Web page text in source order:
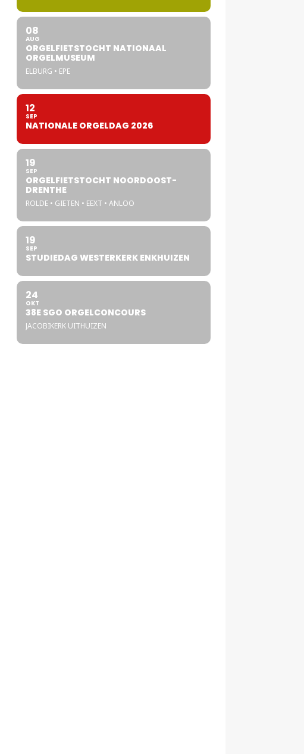
08
AUG
ORGELFIETSTOCHT NATIONAAL
ORGELMUSEUM
ELBURG • EPE
12
SEP
NATIONALE ORGELDAG 2026
19
SEP
ORGELFIETSTOCHT NOORDOOST-
DRENTHE
ROLDE • GIETEN • EEXT • ANLOO
19
SEP
STUDIEDAG WESTERKERK ENKHUIZEN
24
OKT
38E SGO ORGELCONCOURS
JACOBIKERK UITHUIZEN